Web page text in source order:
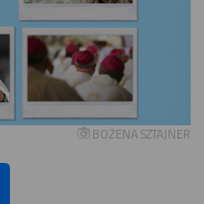
BOŻENA SZTAJNER